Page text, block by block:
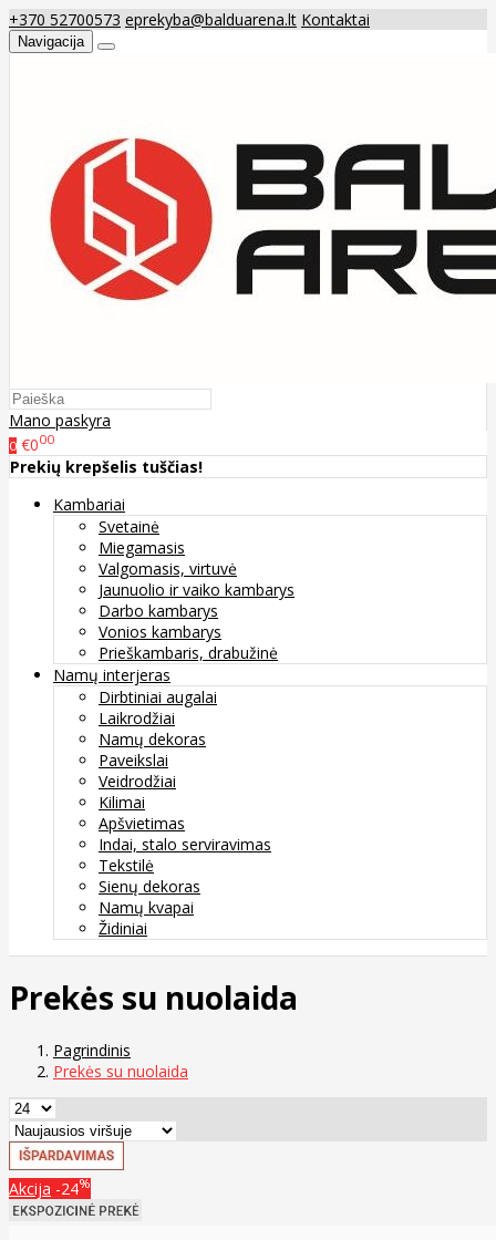
+370 52700573 eprekyba@balduarena.lt Kontaktai
Navigacija
Mano paskyra
0 €000
Prekių krepšelis tuščias!
Kambariai
Svetainė
Miegamasis
Valgomasis, virtuvė
Jaunuolio ir vaiko kambarys
Darbo kambarys
Vonios kambarys
Prieškambaris, drabužinė
Namų interjeras
Dirbtiniai augalai
Laikrodžiai
Namų dekoras
Paveikslai
Veidrodžiai
Kilimai
Apšvietimas
Indai, stalo serviravimas
Tekstilė
Sienų dekoras
Namų kvapai
Židiniai
Prekės su nuolaida
Pagrindinis
Prekės su nuolaida
Akcija -24%